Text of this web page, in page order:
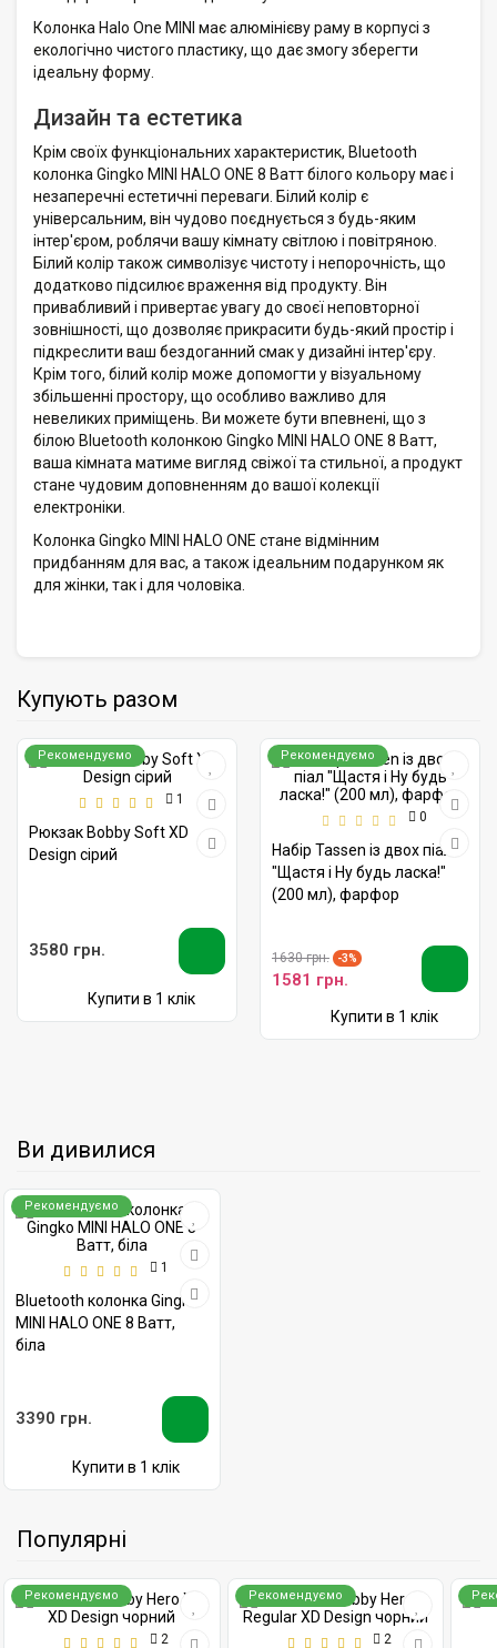
Колонка Halo One MINI має алюмінієву раму в корпусі з
екологічно чистого пластику, що дає змогу зберегти
ідеальну форму.
Дизайн та естетика
Крім своїх функціональних характеристик, Bluetooth
колонка Gingko MINI HALO ONE 8 Ватт білого кольору має і
незаперечні естетичні переваги. Білий колір є
універсальним, він чудово поєднується з будь-яким
інтер'єром, роблячи вашу кімнату світлою і повітряною.
Білий колір також символізує чистоту і непорочність, що
додатково підсилює враження від продукту. Він
привабливий і привертає увагу до своєї неповторної
зовнішності, що дозволяє прикрасити будь-який простір і
підкреслити ваш бездоганний смак у дизайні інтер'єру.
Крім того, білий колір може допомогти у візуальному
збільшенні простору, що особливо важливо для
невеликих приміщень. Ви можете бути впевнені, що з
білою Bluetooth колонкою Gingko MINI HALO ONE 8 Ватт,
ваша кімната матиме вигляд свіжої та стильної, а продукт
стане чудовим доповненням до вашої колекції
електроніки.
Колонка Gingko MINI HALO ONE стане відмінним
придбанням для вас, а також ідеальним подарунком як
для жінки, так і для чоловіка.
Купують разом
Рекомендуємо
1
Рюкзак Bobby Soft XD
Design сірий
3580 грн.
Купити в 1 клік
Рекомендуємо
0
Набір Tassen із двох піал
"Щастя і Ну будь ласка!"
(200 мл), фарфор
1630 грн. -3%
1581 грн.
Купити в 1 клік
Ви дивилися
Рекомендуємо
1
Bluetooth колонка Gingko
MINI HALO ONE 8 Ватт,
біла
3390 грн.
Купити в 1 клік
Популярні
Рекомендуємо
2
Рекомендуємо
2